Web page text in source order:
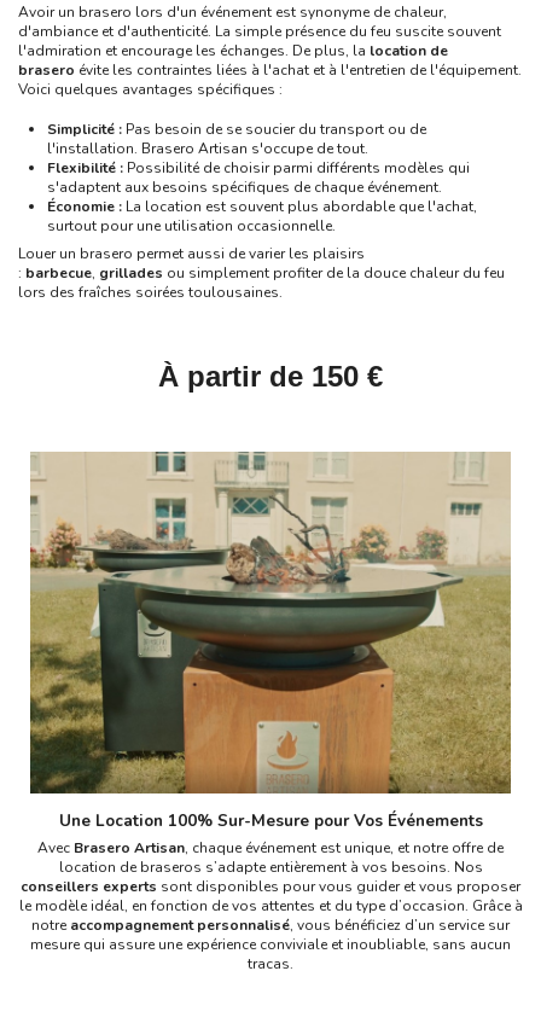
Avoir un brasero lors d'un événement est synonyme de chaleur,
d'ambiance et d'authenticité. La simple présence du feu suscite souvent
l'admiration et encourage les échanges. De plus, la location de
brasero évite les contraintes liées à l'achat et à l'entretien de l'équipement.
Voici quelques avantages spécifiques :
Simplicité : Pas besoin de se soucier du transport ou de
l'installation. Brasero Artisan s'occupe de tout.
Flexibilité : Possibilité de choisir parmi différents modèles qui
s'adaptent aux besoins spécifiques de chaque événement.
Économie : La location est souvent plus abordable que l'achat,
surtout pour une utilisation occasionnelle.
Louer un brasero permet aussi de varier les plaisirs
: barbecue, grillades ou simplement profiter de la douce chaleur du feu
lors des fraîches soirées toulousaines.
À partir de 150 €
Une Location 100% Sur-Mesure pour Vos Événements
Avec Brasero Artisan, chaque événement est unique, et notre offre de
location de braseros s’adapte entièrement à vos besoins. Nos
conseillers experts sont disponibles pour vous guider et vous proposer
le modèle idéal, en fonction de vos attentes et du type d’occasion. Grâce à
notre accompagnement personnalisé, vous bénéficiez d’un service sur
mesure qui assure une expérience conviviale et inoubliable, sans aucun
tracas.